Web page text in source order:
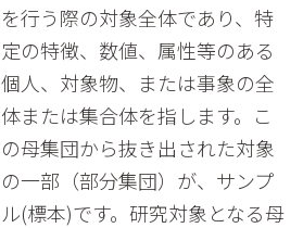
を行う際の対象全体であり、特
定の特徴、数値、属性等のある
個人、対象物、または事象の全
体または集合体を指します。こ
の母集団から抜き出された対象
の一部（部分集団）が、サンプ
ル(標本)です。研究対象となる母